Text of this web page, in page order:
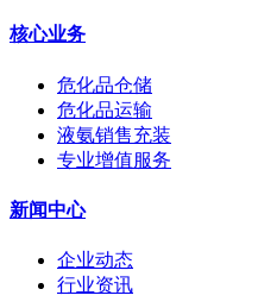
核心业务
危化品仓储
危化品运输
液氨销售充装
专业增值服务
新闻中心
企业动态
行业资讯